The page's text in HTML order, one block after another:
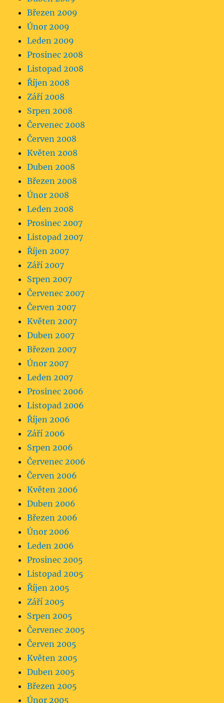
Březen 2009
Únor 2009
Leden 2009
Prosinec 2008
Listopad 2008
Říjen 2008
Září 2008
Srpen 2008
Červenec 2008
Červen 2008
Květen 2008
Duben 2008
Březen 2008
Únor 2008
Leden 2008
Prosinec 2007
Listopad 2007
Říjen 2007
Září 2007
Srpen 2007
Červenec 2007
Červen 2007
Květen 2007
Duben 2007
Březen 2007
Únor 2007
Leden 2007
Prosinec 2006
Listopad 2006
Říjen 2006
Září 2006
Srpen 2006
Červenec 2006
Červen 2006
Květen 2006
Duben 2006
Březen 2006
Únor 2006
Leden 2006
Prosinec 2005
Listopad 2005
Říjen 2005
Září 2005
Srpen 2005
Červenec 2005
Červen 2005
Květen 2005
Duben 2005
Březen 2005
Únor 2005